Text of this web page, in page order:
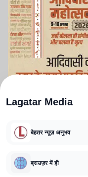
CORRECTIONS POLICY
Lagatar Media
बेहतर न्यूज़ अनुभव
ब्राउज़र में ही